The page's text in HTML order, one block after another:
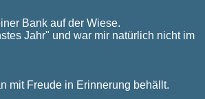
Bank auf der Wiese.
Jahr" und war mir natürlich nicht im
mit Freude in Erinnerung behällt.